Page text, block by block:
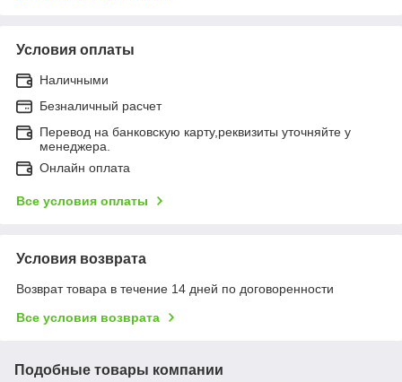
Условия оплаты
Наличными
Безналичный расчет
Перевод на банковскую карту,реквизиты уточняйте у
менеджера.
Онлайн оплата
Все условия оплаты
Условия возврата
Возврат товара в течение 14 дней по договоренности
Все условия возврата
Подобные товары компании